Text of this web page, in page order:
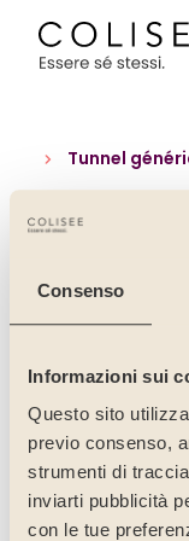
Consenso
Informazioni sui
Questo sito
previo consenso,
strumenti di
inviarti pubblicità
con le tue
Vai
Tunnel
Un’azienda con
Lavora con noi
Contatti